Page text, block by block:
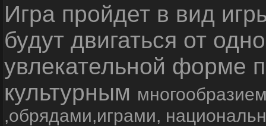
Игра пройдет в вид
будут двигаться от
увлекательной форме
культурным
,обрядами,играми,